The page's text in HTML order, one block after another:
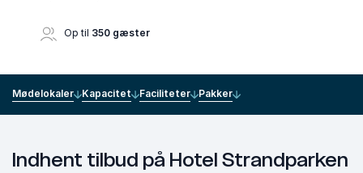
Op til 350 gæster
Mødelokaler Kapacitet Faciliteter Pakker
Indhent tilbud på Hotel Strandparken